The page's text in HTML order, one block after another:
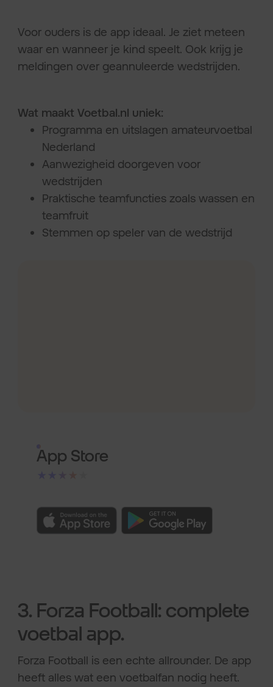
Voor ouders is de app ideaal. Je ziet meteen
waar en wanneer je kind speelt. Ook krijg je
meldingen over geannuleerde wedstrijden.
Wat maakt Voetbal.nl uniek:
Programma en uitslagen amateurvoetbal
Nederland
Aanwezigheid doorgeven voor
wedstrijden
Praktische teamfuncties zoals wassen en
teamfruit
Stemmen op speler van de wedstrijd
App Store
3. Forza Football: complete
voetbal app.
Forza Football is een echte allrounder. De app
heeft alles wat een voetbalfan nodig heeft.